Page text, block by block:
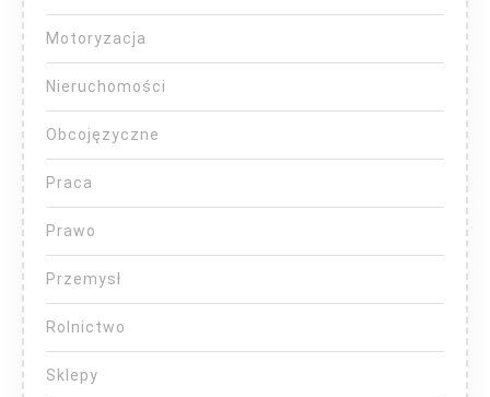
Motoryzacja
Nieruchomości
Obcojęzyczne
Praca
Prawo
Przemysł
Rolnictwo
Sklepy